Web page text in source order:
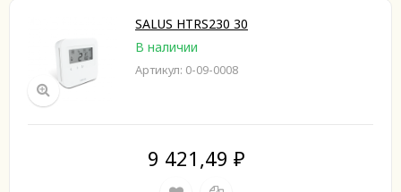
SALUS HTRS230 30
В наличии
Артикул: 0-09-0008
9 421,49 ₽